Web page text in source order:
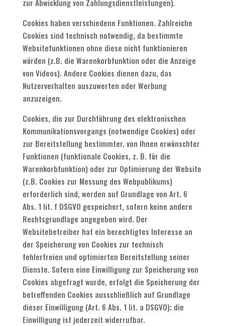
zur Abwicklung von Zahlungsdienstleistungen).
Cookies haben verschiedene Funktionen. Zahlreiche
Cookies sind technisch notwendig, da bestimmte
Websitefunktionen ohne diese nicht funktionieren
würden (z.B. die Warenkorbfunktion oder die Anzeige
von Videos). Andere Cookies dienen dazu, das
Nutzerverhalten auszuwerten oder Werbung
anzuzeigen.
Cookies, die zur Durchführung des elektronischen
Kommunikationsvorgangs (notwendige Cookies) oder
zur Bereitstellung bestimmter, von Ihnen erwünschter
Funktionen (funktionale Cookies, z. B. für die
Warenkorbfunktion) oder zur Optimierung der Website
(z.B. Cookies zur Messung des Webpublikums)
erforderlich sind, werden auf Grundlage von Art. 6
Abs. 1 lit. f DSGVO gespeichert, sofern keine andere
Rechtsgrundlage angegeben wird. Der
Websitebetreiber hat ein berechtigtes Interesse an
der Speicherung von Cookies zur technisch
fehlerfreien und optimierten Bereitstellung seiner
Dienste. Sofern eine Einwilligung zur Speicherung von
Cookies abgefragt wurde, erfolgt die Speicherung der
betreffenden Cookies ausschließlich auf Grundlage
dieser Einwilligung (Art. 6 Abs. 1 lit. a DSGVO); die
Einwilligung ist jederzeit widerrufbar.